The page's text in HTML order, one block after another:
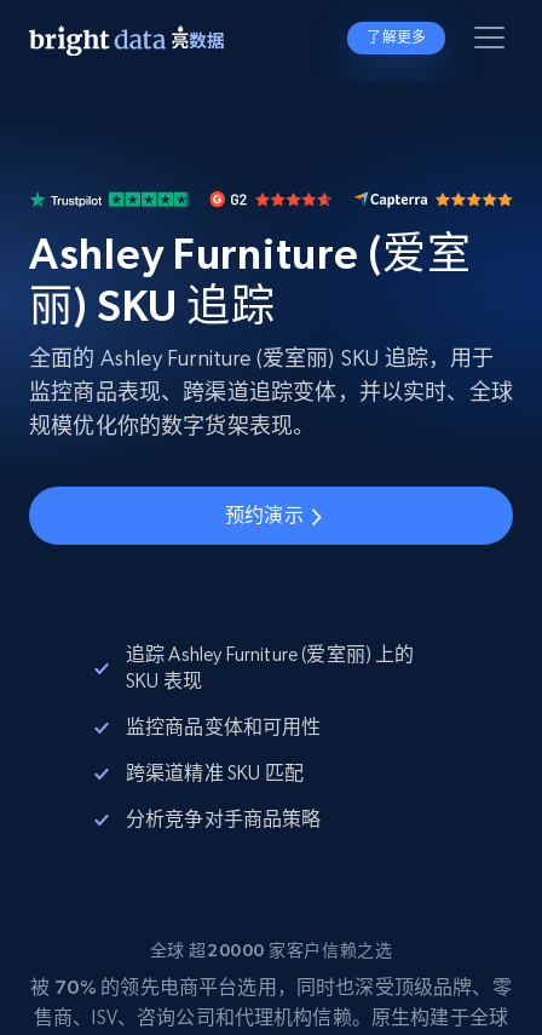
了解更多
Ashley Furniture (爱室
丽) SKU 追踪
全面的 Ashley Furniture (爱室丽) SKU 追踪，用于
监控商品表现、跨渠道追踪变体，并以实时、全球
规模优化你的数字货架表现。
预约演示
追踪 Ashley Furniture (爱室丽) 上的
SKU 表现
监控商品变体和可用性
跨渠道精准 SKU 匹配
分析竞争对手商品策略
全球 超20000 家客户信赖之选
被 70% 的领先电商平台选用，同时也深受顶级品牌、零
售商、ISV、咨询公司和代理机构信赖。原生构建于全球